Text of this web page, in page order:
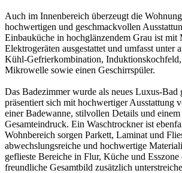
Auch im Innenbereich überzeugt die
hochwertigen und geschmackvollen
Einbauküche in hochglänzendem Grau ist mit
Elektrogeräten ausgestattet und umfasst unter
Kühl-Gefrierkombination,
Mikrowelle sowie einen Geschirrspüler.
Das Badezimmer wurde als neues Luxus-Bad
präsentiert sich mit hochwertiger Ausstattung
einer Badewanne, stilvollen Details und einem
Gesamteindruck. Ein Waschtrockner ist
Wohnbereich sorgen Parkett, Laminat und
abwechslungsreiche und hochwertige
geflieste Bereiche in Flur, Küche und Esszone
freundliche Gesamtbild zusätzlich